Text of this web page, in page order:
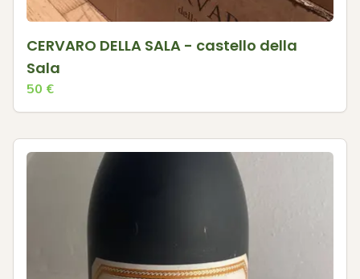
CERVARO DELLA SALA - castello della
Sala
50 €